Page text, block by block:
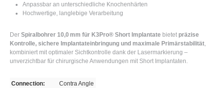
Anpassbar an unterschiedliche Knochenhärten
Hochwertige, langlebige Verarbeitung
Der Spiralbohrer 10,0 mm für K3Pro® Short Implantate bietet präzise
Kontrolle, sichere Implantateinbringung und maximale Primärstabilität,
kombiniert mit optimaler Sichtkontrolle dank der Lasermarkierung –
unverzichtbar für chirurgische Anwendungen mit Short Implantaten.
Connection:
Contra Angle